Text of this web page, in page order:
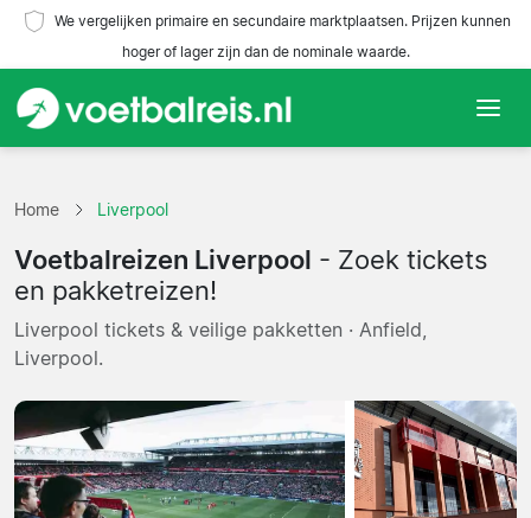
We vergelijken primaire en secundaire marktplaatsen. Prijzen kunnen
hoger of lager zijn dan de nominale waarde.
Teams
Competities
Reisorganisaties
Home Liverpool
Voetbalreizen Liverpool - Zoek tickets
en pakketreizen!
Liverpool tickets & veilige pakketten · Anfield,
Liverpool.